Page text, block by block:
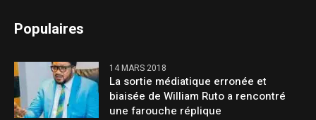
Populaires
14 MARS 2018
La sortie médiatique erronée et
biaisée de William Ruto a rencontré
une farouche réplique